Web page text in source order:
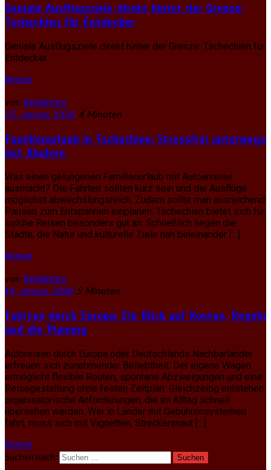
Geniale Ausflugsziele direkt hinter der Grenze:
Tschechien für Entdecker
Geniale Ausflugsziele direkt hinter der Grenze: Tschechien für
Entdecker
Reisen
von Redaktion
23. Januar 2026 4 Minuten
Familienurlaub in Tschechien: Stressfrei unterwegs
mit Kindern
Was einen gelungenen Familienurlaub mit Autoanreise
ausmacht? Die Fahrten sollten kurz sein und die Ausflüge
möglichst abwechslungsreich. Zudem sollte man ausreichend
Pausen zum Entspannen einplanen. Tschechien bietet sich für
solche Reisen besonders gut an. Schließlich liegen die
Städte, die Natur und kulturelle Ziele nah beieinander […]
Reisen
von Redaktion
19. Januar 2026 5 Minuten
Fahrten durch Europa: Ein Blick auf Kosten, Regeln
und die Planung
Autoreisen durch Europa oder Deutschlands Nachbarländer
erfreuen sich zunehmender Beliebtheit. Der eigene Wagen
ermöglicht flexible Routen, spontane Abzweigungen und eine
Reisegestaltung ohne festen Zeitplan. Gleichzeitig entstehen
organisatorische Anforderungen, die im Alltag schnell
übersehen werden. Wer in Länder mit Gebührensystemen
fährt, muss sich mit Vignetten, Streckenmaut […]
Reisen
Suchen nach: